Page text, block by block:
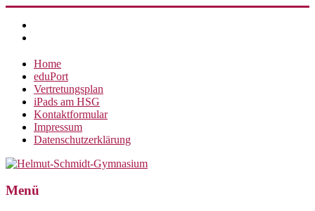
Inhalt
springen
Home
eduPort
Vertretungsplan
iPads am HSG
Kontaktformular
Impressum
Datenschutzerklärung
Helmut-
Menü